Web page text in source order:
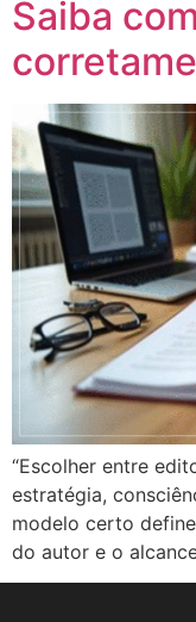
Saiba
“Escolher entre
estratégia,
modelo certo
do autor e o